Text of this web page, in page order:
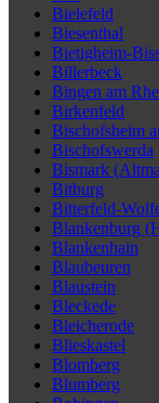
Bielefeld
Biesenthal
Bietigheim-
Billerbeck
Bingen am
Birkenfeld
Bischofsheim
Bischofswerda
Bismark
Bitburg
Bitterfeld-
Blankenburg
Blankenhain
Blaubeuren
Blaustein
Bleckede
Bleicherode
Blieskastel
Blomberg
Blumberg